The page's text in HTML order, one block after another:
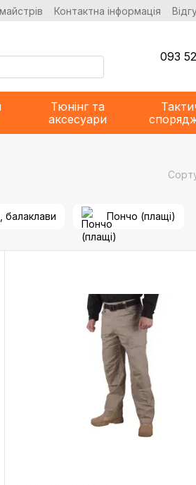
Контактна інформація
093
Тюнінг та
аксесуари
балаклави Пончо (плащі)